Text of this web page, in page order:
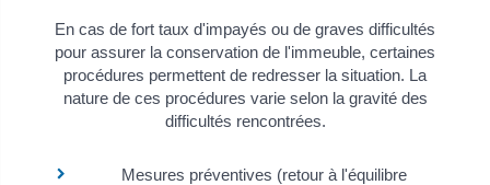
En cas de fort taux d'impayés ou de graves difficultés
pour assurer la conservation de l'immeuble, certaines
procédures permettent de redresser la situation. La
nature de ces procédures varie selon la gravité des
difficultés rencontrées.
Mesures préventives (retour à l'équilibre